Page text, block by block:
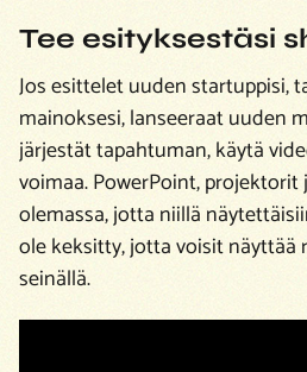
Tee esityksestäsi
Jos esittelet uuden startuppisi,
mainoksesi, lanseeraat uuden
järjestät tapahtuman, käytä
voimaa. PowerPoint,
olemassa, jotta niillä
ole keksitty, jotta voisit näyttää
seinällä.